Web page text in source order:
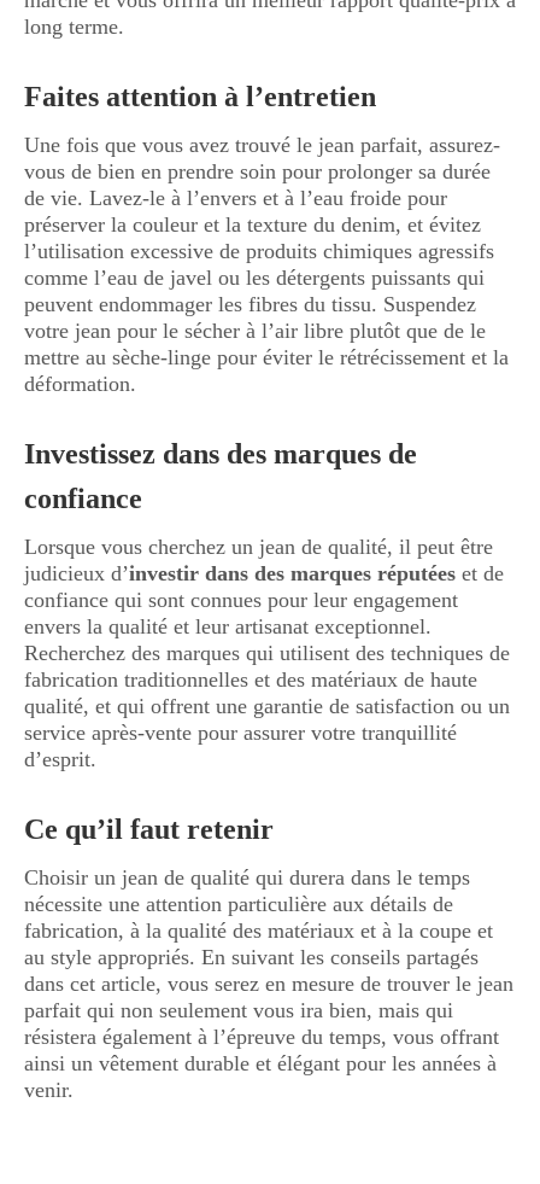
long terme.
Faites attention à l’entretien
Une fois que vous avez trouvé le jean parfait, assurez-
vous de bien en prendre soin pour prolonger sa durée
de vie. Lavez-le à l’envers et à l’eau froide pour
préserver la couleur et la texture du denim, et évitez
l’utilisation excessive de produits chimiques agressifs
comme l’eau de javel ou les détergents puissants qui
peuvent endommager les fibres du tissu. Suspendez
votre jean pour le sécher à l’air libre plutôt que de le
mettre au sèche-linge pour éviter le rétrécissement et la
déformation.
Investissez dans des marques de
confiance
Lorsque vous cherchez un jean de qualité, il peut être
judicieux d’investir dans des marques réputées et de
confiance qui sont connues pour leur engagement
envers la qualité et leur artisanat exceptionnel.
Recherchez des marques qui utilisent des techniques de
fabrication traditionnelles et des matériaux de haute
qualité, et qui offrent une garantie de satisfaction ou un
service après-vente pour assurer votre tranquillité
d’esprit.
Ce qu’il faut retenir
Choisir un jean de qualité qui durera dans le temps
nécessite une attention particulière aux détails de
fabrication, à la qualité des matériaux et à la coupe et
au style appropriés. En suivant les conseils partagés
dans cet article, vous serez en mesure de trouver le jean
parfait qui non seulement vous ira bien, mais qui
résistera également à l’épreuve du temps, vous offrant
ainsi un vêtement durable et élégant pour les années à
venir.